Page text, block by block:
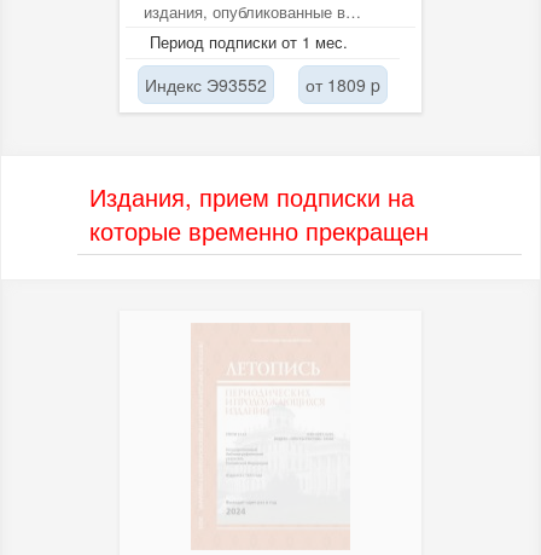
издания, опубликованные в
российских газетах, журналах,...
Период подписки от 1 мес.
Индекс Э93552 от 1809 p
Издания, прием подписки на
которые временно прекращен